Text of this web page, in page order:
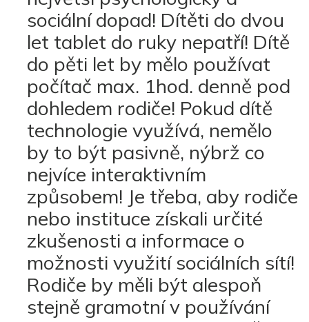
sociální dopad! Dítěti do dvou
let tablet do ruky nepatří! Dítě
do pěti let by mělo používat
počítač max. 1hod. denně pod
dohledem rodiče! Pokud dítě
technologie využívá, nemělo
by to být pasivně, nýbrž co
nejvíce interaktivním
způsobem! Je třeba, aby rodiče
nebo instituce získali určité
zkušenosti a informace o
možnosti využití sociálních sítí!
Rodiče by měli být alespoň
stejně gramotní v používání